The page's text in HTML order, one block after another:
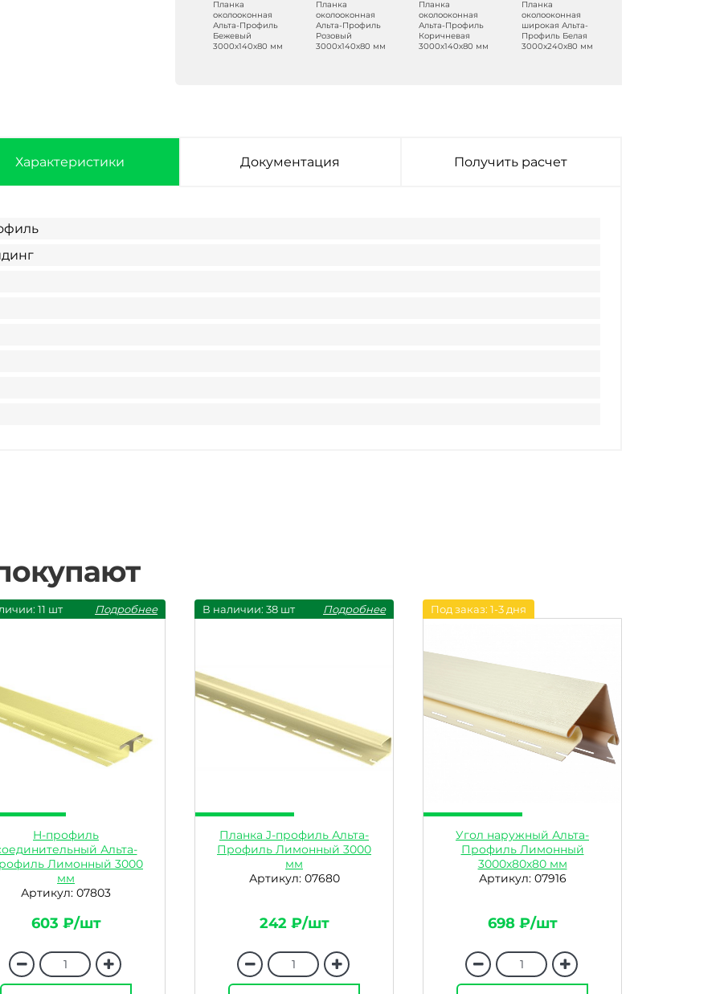
Планка
околооконная
Альта-Профиль
Бежевый
3000х140х80 мм
Планка
околооконная
Альта-Профиль
Розовый
3000х140х80 мм
Планка
околооконная
Альта-Профиль
Коричневая
3000х140х80 мм
Планка
околооконная
широкая Альта-
Профиль Белая
3000х240х80 мм
Характеристики Документация Получить расчет
11 шт Подробнее
H-профиль
Альта-
Лимонный 3000
мм
Артикул: 07803
603 ₽/шт
В наличии: 38 шт Подробнее
Планка J-профиль Альта-
Профиль Лимонный 3000
мм
Артикул: 07680
242 ₽/шт
Под заказ: 1-3 дня
Угол наружный Альта-
Профиль Лимонный
3000х80х80 мм
Артикул: 07916
698 ₽/шт